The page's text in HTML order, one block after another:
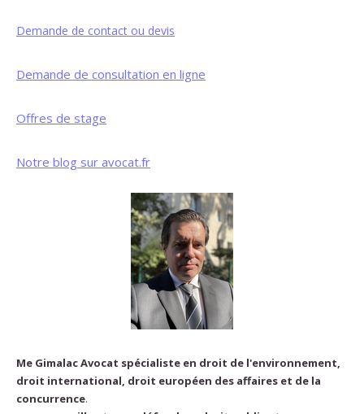
Demande de contact ou devis
Demande de consultation en ligne
Offres de stage
Notre blog sur avocat.fr
Me Gimalac Avocat spécialiste en droit de l'environnement,
droit international, droit européen des affaires et de la
concurrence.